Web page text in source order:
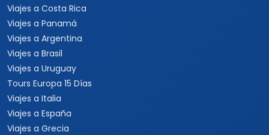
Viajes a Costa Rica
Viajes a Panamá
Viajes a Argentina
Viajes a Brasil
Viajes a Uruguay
Tours Europa 15 Días
Viajes a Italia
Viajes a España
Viajes a Grecia